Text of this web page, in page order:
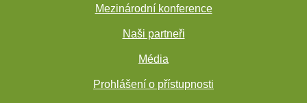
Mezinárodní konference
Naši partneři
Média
Prohlášení o přístupnosti